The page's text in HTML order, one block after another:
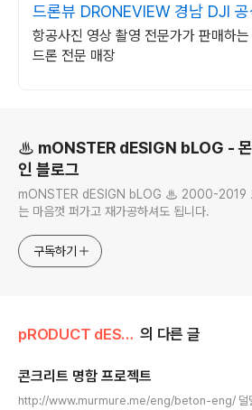
드론뷰 DRONEVIEW 경남 DJI 공
판매점
항공사진 영상 촬영 전문가가 판매하
드론 전문 매장
♨ mONSTER dESIGN bLOG -
인 블로그
mONSTER dESIGN bLOG ♨ 2000-2019
는 마음껏 퍼가고 재가공하셔도 됩니다.
구독하기
pRODUCT dESIGN 의 다른 글
콘크리트 명함 프로젝트
http://www.murmure.me/eng/beton-eng/ 덜